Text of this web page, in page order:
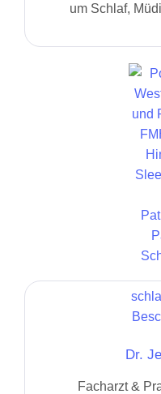
um Schlaf,
Dr.
Facharzt &